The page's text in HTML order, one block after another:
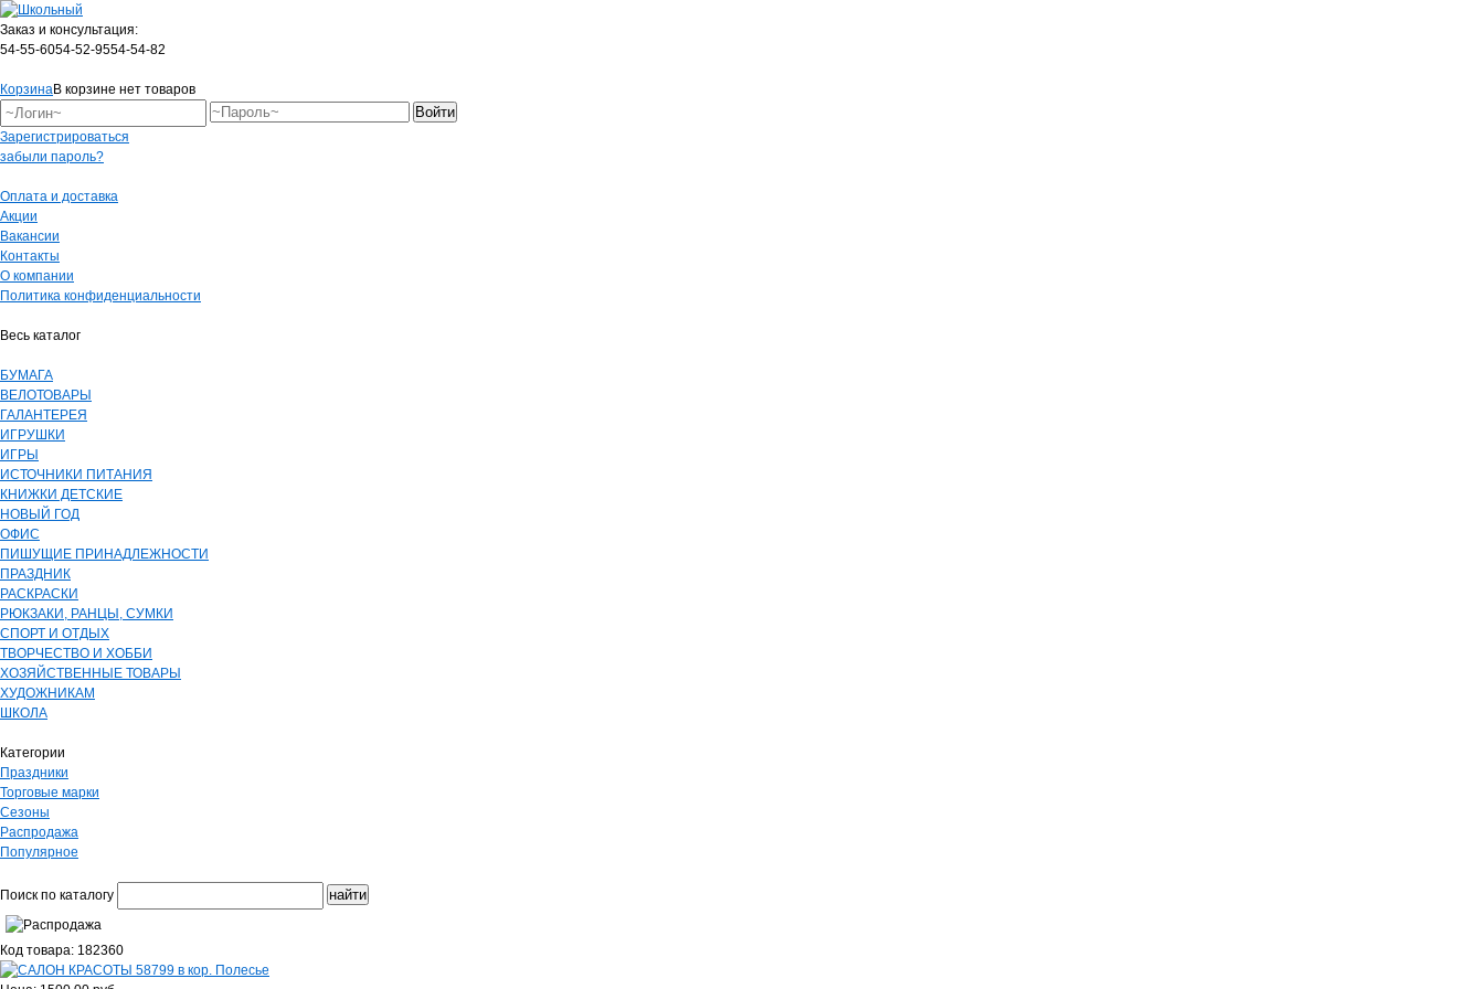
Заказ и консультация:
54-55-6054-52-9554-54-82
КорзинаВ корзине нет товаров
Зарегистрироваться
забыли пароль?
Оплата и доставка
Акции
Вакансии
Контакты
О компании
Политика конфиденциальности
Весь каталог
БУМАГА
ВЕЛОТОВАРЫ
ГАЛАНТЕРЕЯ
ИГРУШКИ
ИГРЫ
ИСТОЧНИКИ ПИТАНИЯ
КНИЖКИ ДЕТСКИЕ
НОВЫЙ ГОД
ОФИС
ПИШУЩИЕ ПРИНАДЛЕЖНОСТИ
ПРАЗДНИК
РАСКРАСКИ
РЮКЗАКИ, РАНЦЫ, СУМКИ
СПОРТ И ОТДЫХ
ТВОРЧЕСТВО И ХОББИ
ХОЗЯЙСТВЕННЫЕ ТОВАРЫ
ХУДОЖНИКАМ
ШКОЛА
Категории
Праздники
Торговые марки
Сезоны
Распродажа
Популярное
Поиск по каталогу
Код товара: 182360